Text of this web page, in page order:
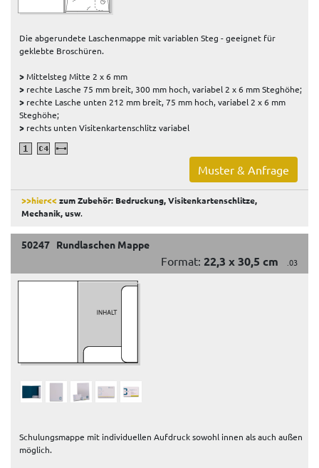
Die abgerundete Laschenmappe mit variablen Steg - geeignet für
geklebte Broschüren.
>Mittelsteg Mitte 2 x 6 mm
> rechte Lasche 75 mm breit, 300 mm hoch, variabel 2 x 6 mm Steghöhe;
> rechte Lasche unten 212 mm breit, 75 mm hoch, variabel 2 x 6 mm
Steghöhe;
> rechts unten Visitenkartenschlitz variabel
Muster & Anfrage
>>hier<<zum Zubehör: Bedruckung, Visitenkartenschlitze,
Mechanik, usw.
50247 Rundlaschen Mappe
Format: 22,3 x 30,5 cm .03
Schulungsmappe mit individuellen Aufdruck sowohl innen als auch außen
möglich.